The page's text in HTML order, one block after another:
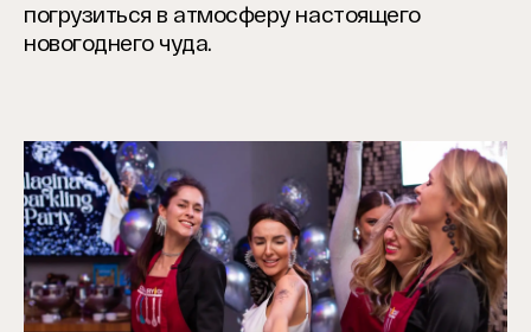
погрузиться в атмосферу настоящего
новогоднего чуда.